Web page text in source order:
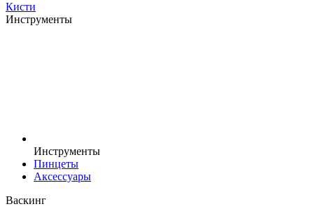
Кисти
Инструменты
Инструменты
Пинцеты
Аксессуары
Васкинг